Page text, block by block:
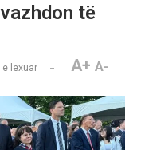
të
e lexuar A+ A-